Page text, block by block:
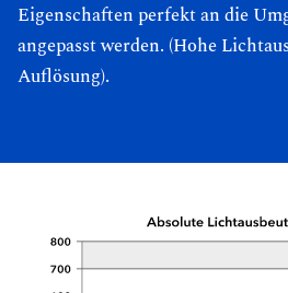
Eigenschaften perfekt an die
angepasst werden. (Hohe
Auflösung).